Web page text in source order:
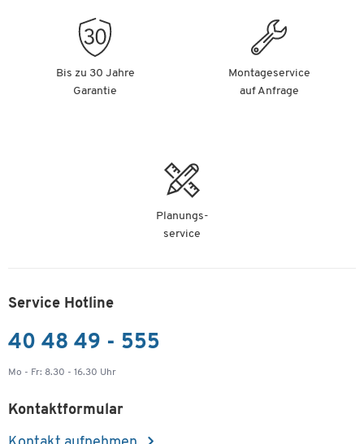
Bis zu 30 Jahre
Garantie
Montageservice
auf Anfrage
Planungs-
service
Service Hotline
40 48 49 - 555
Mo - Fr: 8.30 - 16.30 Uhr
Kontaktformular